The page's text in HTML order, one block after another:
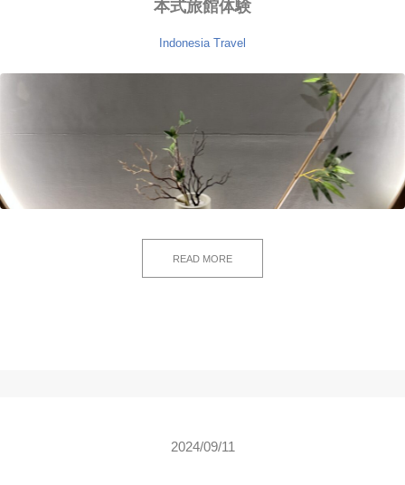
本式旅館体験
Indonesia Travel
READ MORE
2024/09/11